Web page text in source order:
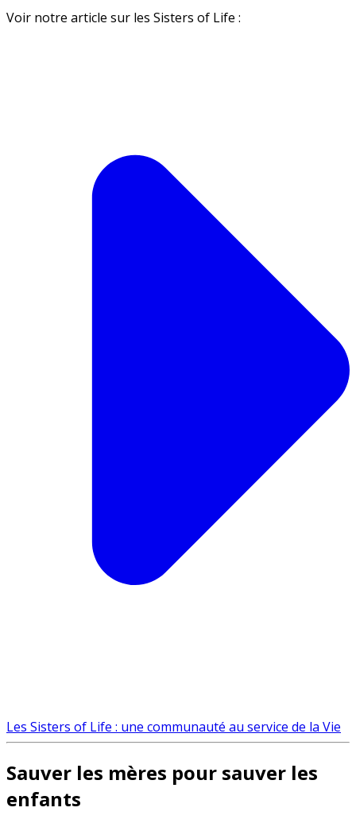
Voir notre article sur les Sisters of Life :
Les Sisters of Life : une communauté au service de la Vie
Sauver les mères pour sauver les
enfants